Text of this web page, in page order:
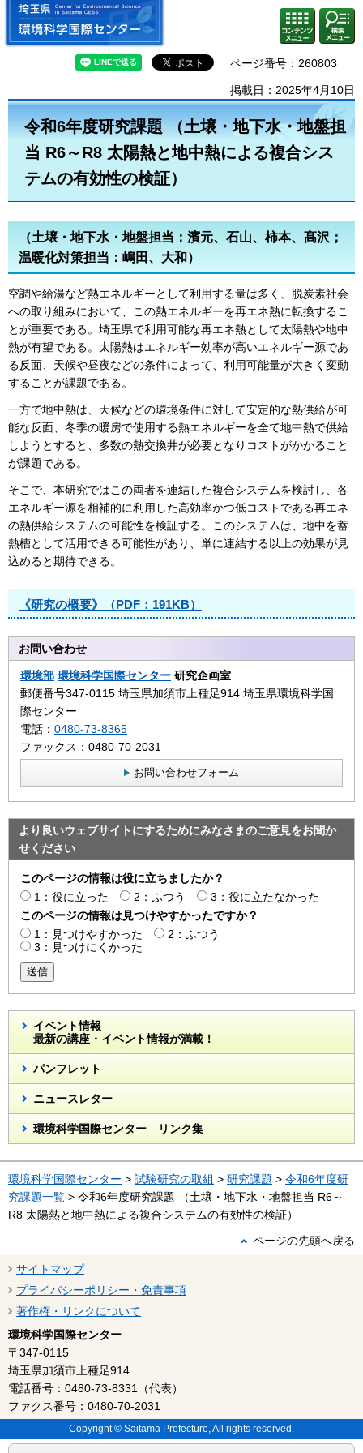
埼玉県 環境科学国際センター
コンテ
ンツメ
ニュー
検索・
共通メ
ニュー
ページ番号：260803
掲載日：2025年4月10日
令和6年度研究課題 （土壌・地下水・地盤担
当 R6～R8 太陽熱と地中熱による複合シス
テムの有効性の検証）
（土壌・地下水・地盤担当：濱元、石山、柿本、髙沢；
温暖化対策担当：嶋田、大和）
空調や給湯など熱エネルギーとして利用する量は多く、脱炭素社会
への取り組みにおいて、この熱エネルギーを再エネ熱に転換するこ
とが重要である。埼玉県で利用可能な再エネ熱として太陽熱や地中
熱が有望である。太陽熱はエネルギー効率が高いエネルギー源であ
る反面、天候や昼夜などの条件によって、利用可能量が大きく変動
することが課題である。
一方で地中熱は、天候などの環境条件に対して安定的な熱供給が可
能な反面、冬季の暖房で使用する熱エネルギーを全て地中熱で供給
しようとすると、多数の熱交換井が必要となりコストがかかること
が課題である。
そこで、本研究ではこの両者を連結した複合システムを検討し、各
エネルギー源を相補的に利用した高効率かつ低コストである再エネ
の熱供給システムの可能性を検証する。このシステムは、地中を蓄
熱槽として活用できる可能性があり、単に連結する以上の効果が見
込めると期待できる。
《研究の概要》（PDF：191KB）
お問い合わせ
環境部 環境科学国際センター 研究企画室
郵便番号347-0115 埼玉県加須市上種足914 埼玉県環境科学国
際センター
電話： 0480-73-8365
ファックス：0480-70-2031
お問い合わせフォーム
より良いウェブサイトにするためにみなさまのご意見をお聞か
せください
このページの情報は役に立ちましたか？
1：役に立った
2：ふつう
3：役に立たなかった
このページの情報は見つけやすかったですか？
1：見つけやすかった
2：ふつう
3：見つけにくかった
送信
イベント情報
最新の講座・イベント情報が満載！
パンフレット
ニュースレター
環境科学国際センター リンク集
環境科学国際センター > 試験研究の取組 > 研究課題 > 令和6年度研
究課題一覧 > 令和6年度研究課題 （土壌・地下水・地盤担当 R6～
R8 太陽熱と地中熱による複合システムの有効性の検証）
ページの先頭へ戻る
サイトマップ
プライバシーポリシー・免責事項
著作権・リンクについて
環境科学国際センター
〒347-0115
埼玉県加須市上種足914
電話番号：0480-73-8331（代表）
ファクス番号：0480-70-2031
Copyright © Saitama Prefecture, All rights reserved.